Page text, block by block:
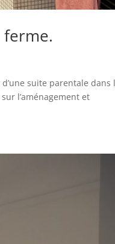
ferme.
suite parentale dans
l’aménagement et